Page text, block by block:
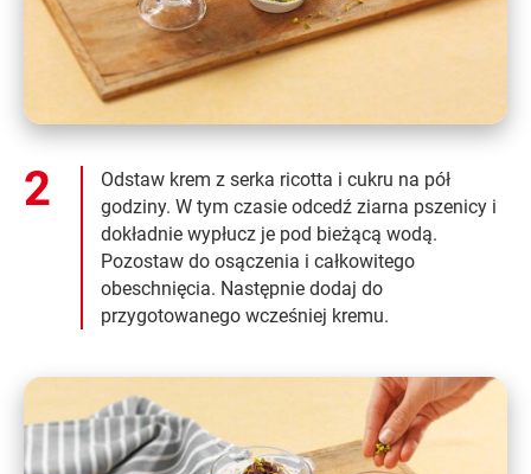
Odstaw krem z serka ricotta i cukru na pół
godziny. W tym czasie odcedź ziarna pszenicy i
dokładnie wypłucz je pod bieżącą wodą.
Pozostaw do osączenia i całkowitego
obeschnięcia. Następnie dodaj do
przygotowanego wcześniej kremu.